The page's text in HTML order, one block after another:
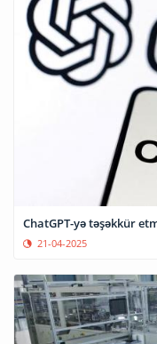
ChatGPT-yə təşəkkür
21-04-2025